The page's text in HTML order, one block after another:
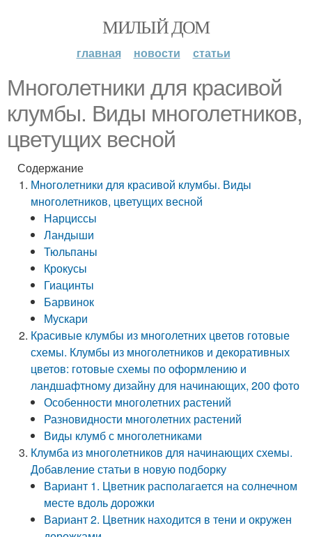
МИЛЫЙ ДОМ
главная новости статьи
Многолетники для красивой
клумбы. Виды многолетников,
цветущих весной
Содержание
Многолетники для красивой клумбы. Виды
многолетников, цветущих весной
Нарциссы
Ландыши
Тюльпаны
Крокусы
Гиацинты
Барвинок
Мускари
Красивые клумбы из многолетних цветов готовые
схемы. Клумбы из многолетников и декоративных
цветов: готовые схемы по оформлению и
ландшафтному дизайну для начинающих, 200 фото
Особенности многолетних растений
Разновидности многолетних растений
Виды клумб с многолетниками
Клумба из многолетников для начинающих схемы.
Добавление статьи в новую подборку
Вариант 1. Цветник располагается на солнечном
месте вдоль дорожки
Вариант 2. Цветник находится в тени и окружен